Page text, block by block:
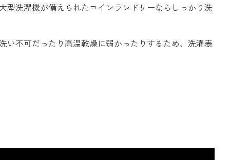
型洗濯機が備えられたコインランドリーならしっかり洗
不可だったり高温乾燥に弱かったりするため、洗濯表